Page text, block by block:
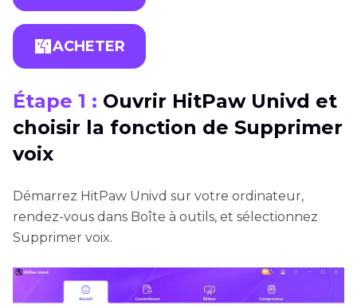
ACHETER
Étape 1 : Ouvrir HitPaw Univd et
choisir la fonction de Supprimer
voix
Démarrez HitPaw Univd sur votre ordinateur,
rendez-vous dans Boîte à outils, et sélectionnez
Supprimer voix.